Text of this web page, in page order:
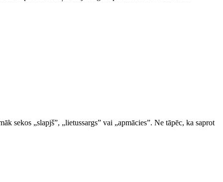
sekos „slapjš”, „lietussargs” vai „apmācies”. Ne tāpēc, ka saprot